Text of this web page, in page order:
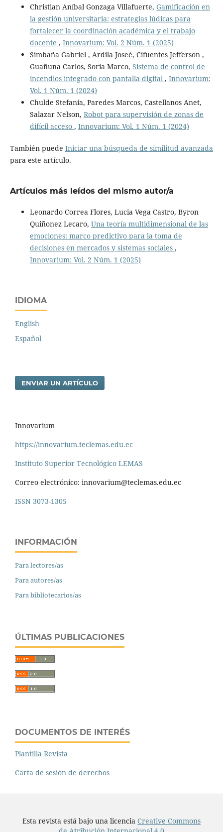
Christian Aníbal Gonzaga Villafuerte, Gamificación en
la gestión universitaria: estrategias lúdicas para
fortalecer la coordinación académica y el trabajo
docente , Innovarium: Vol. 2 Núm. 1 (2025)
Simbaña Gabriel , Ardila Joseé, Cifuentes Jefferson ,
Guañuna Carlos, Soria Marco, Sistema de control de
incendios integrado con pantalla digital , Innovarium:
Vol. 1 Núm. 1 (2024)
Chulde Stefania, Paredes Marcos, Castellanos Anet,
Salazar Nelson, Robot para supervisión de zonas de
difícil acceso , Innovarium: Vol. 1 Núm. 1 (2024)
También puede Iniciar una búsqueda de similitud avanzada
para este artículo.
Artículos más leídos del mismo autor/a
Leonardo Correa Flores, Lucia Vega Castro, Byron
Quiñonez Lecaro, Una teoría multidimensional de las
emociones: marco predictivo para la toma de
decisiones en mercados y sistemas sociales ,
Innovarium: Vol. 2 Núm. 1 (2025)
IDIOMA
English
Español
ENVIAR UN ARTÍCULO
Innovarium
https://innovarium.teclemas.edu.ec
Instituto Superior Tecnológico LEMAS
Correo electrónico: innovarium@teclemas.edu.ec
ISSN 3073-1305
INFORMACIÓN
Para lectores/as
Para autores/as
Para bibliotecarios/as
ÚLTIMAS PUBLICACIONES
DOCUMENTOS DE INTERÉS
Plantilla Revista
Carta de sesión de derechos
Esta revista está bajo una licencia Creative Commons